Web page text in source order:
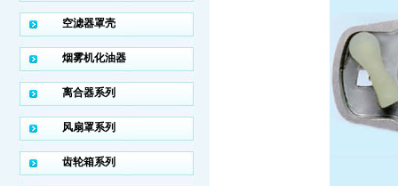
空滤器罩壳
烟雾机化油器
离合器系列
风扇罩系列
齿轮箱系列